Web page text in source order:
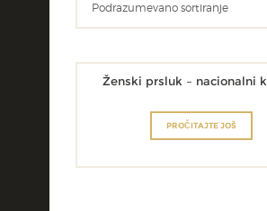
Ženski prsluk – nacionalni
PROČITAJTE JOŠ